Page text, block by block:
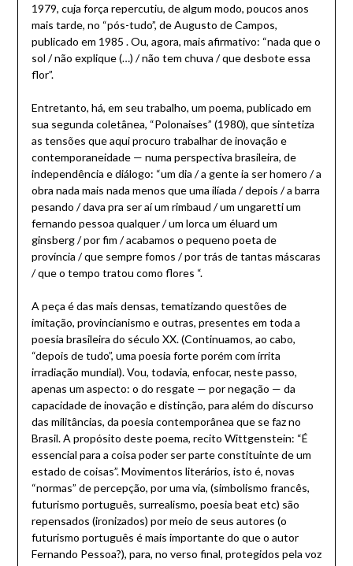
1979, cuja força repercutiu, de algum modo, poucos anos
mais tarde, no “pós-tudo”, de Augusto de Campos,
publicado em 1985 . Ou, agora, mais afirmativo: “nada que o
sol / não explique (…) / não tem chuva / que desbote essa
flor”.
Entretanto, há, em seu trabalho, um poema, publicado em
sua segunda coletânea, “Polonaises” (1980), que sintetiza
as tensões que aqui procuro trabalhar de inovação e
contemporaneidade — numa perspectiva brasileira, de
independência e diálogo: “um dia / a gente ia ser homero / a
obra nada mais nada menos que uma ilíada / depois / a barra
pesando / dava pra ser aí um rimbaud / um ungaretti um
fernando pessoa qualquer / um lorca um éluard um
ginsberg / por fim / acabamos o pequeno poeta de
província / que sempre fomos / por trás de tantas máscaras
/ que o tempo tratou como flores “.
A peça é das mais densas, tematizando questões de
imitação, provincianismo e outras, presentes em toda a
poesia brasileira do século XX. (Continuamos, ao cabo,
“depois de tudo”, uma poesia forte porém com írrita
irradiação mundial). Vou, todavia, enfocar, neste passo,
apenas um aspecto: o do resgate — por negação — da
capacidade de inovação e distinção, para além do discurso
das militâncias, da poesia contemporânea que se faz no
Brasil. A propósito deste poema, recito Wittgenstein: “É
essencial para a coisa poder ser parte constituinte de um
estado de coisas”. Movimentos literários, isto é, novas
“normas” de percepção, por uma via, (simbolismo francês,
futurismo português, surrealismo, poesia beat etc) são
repensados (ironizados) por meio de seus autores (o
futurismo português é mais importante do que o autor
Fernando Pessoa?), para, no verso final, protegidos pela voz